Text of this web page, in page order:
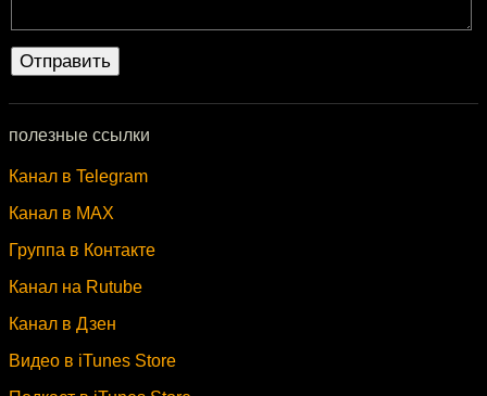
полезные ссылки
Канал в Telegram
Канал в MAX
Группа в Контакте
Канал на Rutube
Канал в Дзен
Видео в iTunes Store